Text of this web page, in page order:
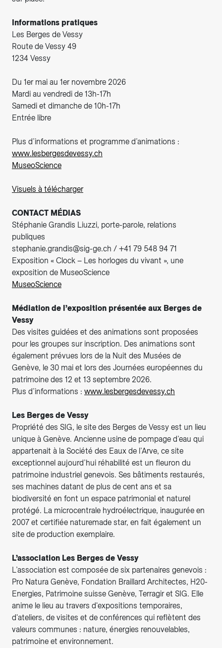
Informations pratiques
Les Berges de Vessy
Route de Vessy 49
1234 Vessy
Du 1er mai au 1er novembre 2026
Mardi au vendredi de 13h-17h
Samedi et dimanche de 10h-17h
Entrée libre
Plus d’informations et programme d’animations :
www.lesbergesdevessy.ch
MuseoScience
Visuels à télécharger
CONTACT MÉDIAS
Stéphanie Grandis Liuzzi, porte-parole, relations
publiques
stephanie.grandis@sig-ge.ch / +41 79 548 94 71
Exposition « Clock – Les horloges du vivant », une
exposition de MuseoScience
MuseoScience
Médiation de l’exposition présentée aux Berges de
Vessy
Des visites guidées et des animations sont proposées
pour les groupes sur inscription. Des animations sont
également prévues lors de la Nuit des Musées de
Genève, le 30 mai et lors des Journées européennes du
patrimoine des 12 et 13 septembre 2026.
Plus d’informations : www.lesbergesdevessy.ch
Les Berges de Vessy
Propriété des SIG, le site des Berges de Vessy est un lieu
unique à Genève. Ancienne usine de pompage d’eau qui
appartenait à la Société des Eaux de l’Arve, ce site
exceptionnel aujourd’hui réhabilité est un fleuron du
patrimoine industriel genevois. Ses bâtiments restaurés,
ses machines datant de plus de cent ans et sa
biodiversité en font un espace patrimonial et naturel
protégé. La microcentrale hydroélectrique, inaugurée en
2007 et certifiée naturemade star, en fait également un
site de production exemplaire.
L’association Les Berges de Vessy
L’association est composée de six partenaires genevois :
Pro Natura Genève, Fondation Braillard Architectes, H20-
Energies, Patrimoine suisse Genève, Terragir et SIG. Elle
anime le lieu au travers d'expositions temporaires,
d'ateliers, de visites et de conférences qui reflètent des
valeurs communes : nature, énergies renouvelables,
patrimoine et environnement.